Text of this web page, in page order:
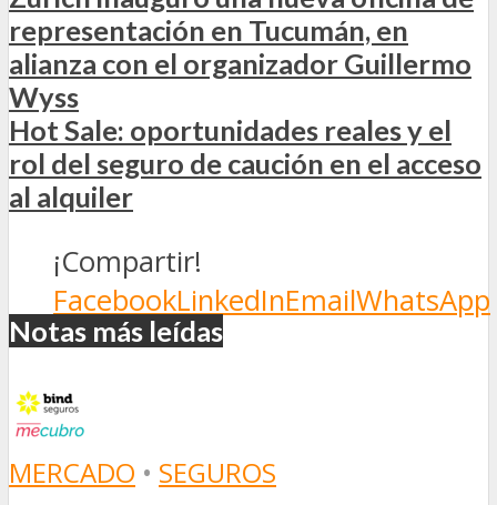
representación en Tucumán, en
alianza con el organizador Guillermo
Wyss
Hot Sale: oportunidades reales y el
rol del seguro de caución en el acceso
al alquiler
¡Compartir!
FacebookLinkedInEmailWhatsApp
Notas más leídas
MERCADO • SEGUROS